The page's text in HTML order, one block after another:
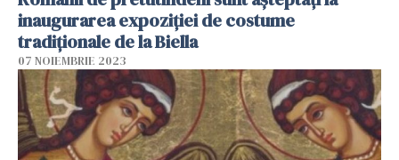
inaugurarea expoziției de costume
tradiționale de la Biella
07 NOIEMBRIE 2023